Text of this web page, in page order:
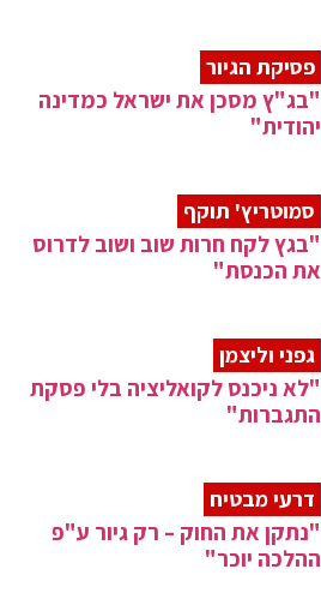
פסיקת הגיור
"בג"ץ מסכן את ישראל כמדינה
יהודית"
סמוטריץ' תוקף
"בגץ לקח חרות שוב ושוב לדרוס
את הכנסת"
גפני וליצמן
"לא ניכנס לקואליציה בלי פסקת
התגברות"
דרעי מבטיח
"נתקן את החוק – רק גיור ע"פ
ההלכה יוכר"